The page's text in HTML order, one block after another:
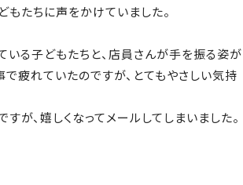
もたちに声をかけていました。
いる子どもたちと、店員さんが手を振る姿が
で疲れていたのですが、とてもやさしい気持
が、嬉しくなってメールしてしまいました。